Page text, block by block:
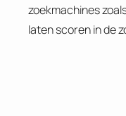
zoekmachines
laten scoren in de